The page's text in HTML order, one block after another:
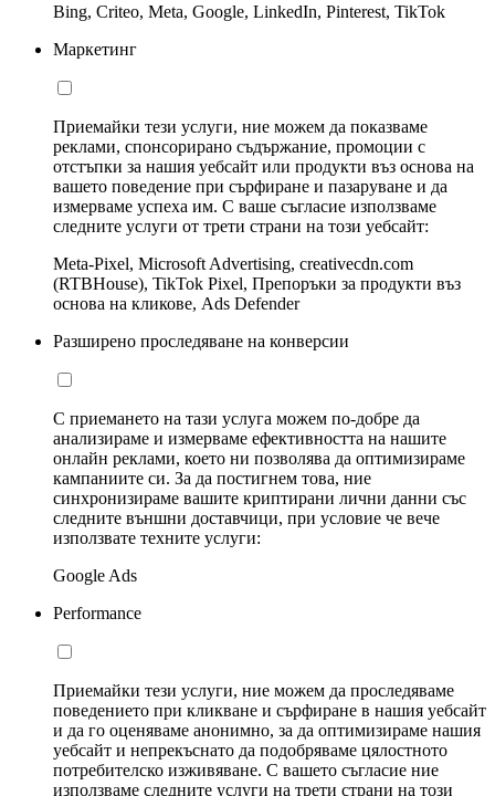
Bing, Criteo, Meta, Google, LinkedIn, Pinterest, TikTok
Маркетинг
Приемайки тези услуги, ние можем да показваме
реклами, спонсорирано съдържание, промоции с
отстъпки за нашия уебсайт или продукти въз основа на
вашето поведение при сърфиране и пазаруване и да
измерваме успеха им. С ваше съгласие използваме
следните услуги от трети страни на този уебсайт:
Meta-Pixel, Microsoft Advertising, creativecdn.com
(RTBHouse), TikTok Pixel, Препоръки за продукти въз
основа на кликове, Ads Defender
Разширено проследяване на конверсии
С приемането на тази услуга можем по-добре да
анализираме и измерваме ефективността на нашите
онлайн реклами, което ни позволява да оптимизираме
кампаниите си. За да постигнем това, ние
синхронизираме вашите криптирани лични данни със
следните външни доставчици, при условие че вече
използвате техните услуги:
Google Ads
Performance
Приемайки тези услуги, ние можем да проследяваме
поведението при кликване и сърфиране в нашия уебсайт
и да го оценяваме анонимно, за да оптимизираме нашия
уебсайт и непрекъснато да подобряваме цялостното
потребителско изживяване. С вашето съгласие ние
използваме следните услуги на трети страни на този